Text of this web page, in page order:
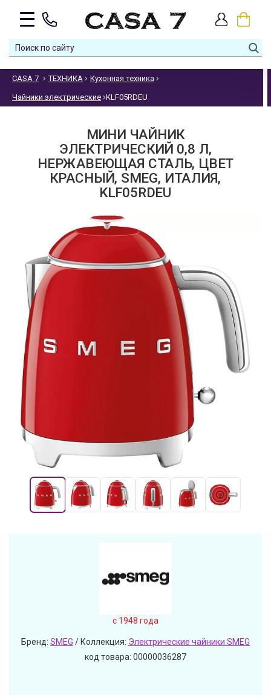
CASA 7 ТЕХНИКА Кухонная техника
Чайники электрические KLF05RDEU
МИНИ ЧАЙНИК
ЭЛЕКТРИЧЕСКИЙ 0,8 Л,
НЕРЖАВЕЮЩАЯ СТАЛЬ, ЦВЕТ
КРАСНЫЙ, SMEG, ИТАЛИЯ,
KLF05RDEU
c 1948 года
Бренд: SMEG / Коллекция: Электрические чайники SMEG
код товара: 00000036287